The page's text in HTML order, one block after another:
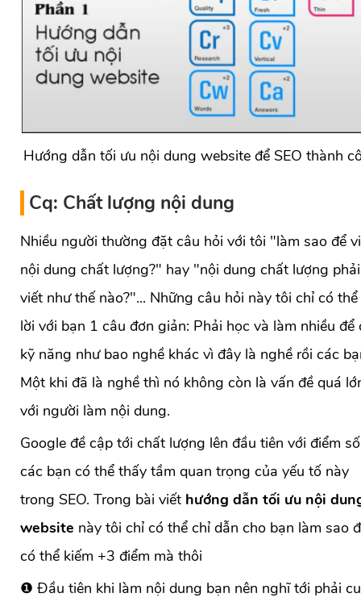
Hướng dẫn tối ưu nội dung website để SEO thành
Cq: Chất lượng nội dung
Nhiều người thường đặt câu hỏi với tôi "làm sao để
nội dung chất lượng?" hay "nội dung chất lượng phải
viết như thế nào?"... Những câu hỏi này tôi chỉ có
lời với bạn 1 câu đơn giản: Phải học và làm nhiều để
kỹ năng như bao nghề khác vì đây là nghề rồi các
Một khi đã là nghề thì nó không còn là vấn đề quá
với người làm nội dung.
Google đề cập tới chất lượng lên đầu tiên với điểm
các bạn có thể thấy tầm quan trọng của yếu tố này
trong SEO. Trong bài viết hướng dẫn tối ưu nội
website này tôi chỉ có thể chỉ dẫn cho bạn làm sao
có thể kiếm +3 điểm mà thôi
❶ Đầu tiên khi làm nội dung bạn nên nghĩ tới phải